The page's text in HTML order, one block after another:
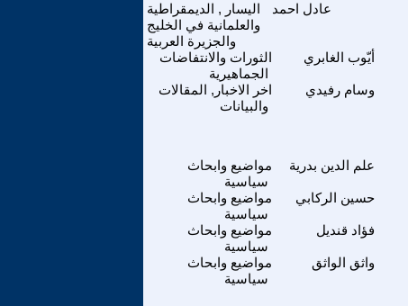
اليسار , الديمقراطية
والعلمانية في الخليج
والجزيرة العربية
عادل احمد
الثورات والانتفاضات
الجماهيرية
أيّوب الغابري
اخر الاخبار, المقالات
والبيانات
وسام رفيدي
مواضيع وابحاث
سياسية
علم الدين بدرية
مواضيع وابحاث
سياسية
حسين الركابي
مواضيع وابحاث
سياسية
فؤاد قنديل
مواضيع وابحاث
سياسية
واثق الواثق